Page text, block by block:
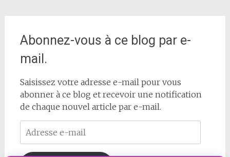
Abonnez-vous à ce blog par e-
mail.
Saisissez votre adresse e-mail pour vous
abonner à ce blog et recevoir une notification
de chaque nouvel article par e-mail.
Adresse
e-
mail